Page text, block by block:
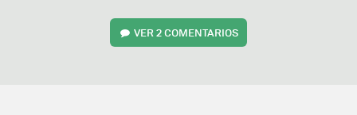
VER2 COMENTARIOS